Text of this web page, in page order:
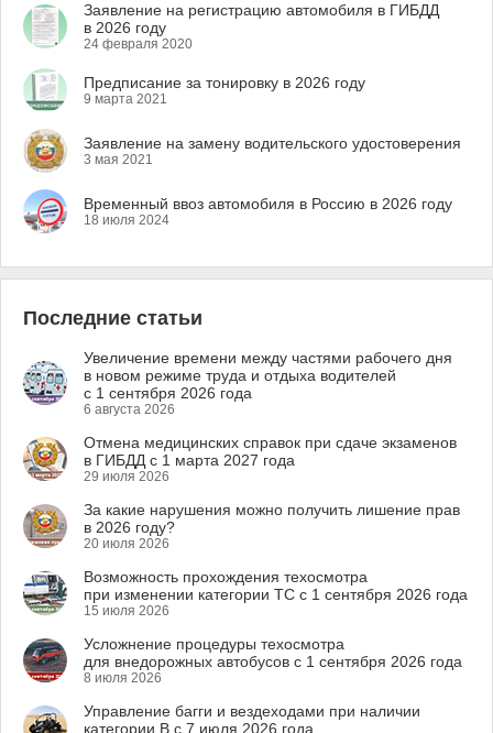
Заявление на регистрацию автомобиля в ГИБДД
в 2026 году
24 февраля 2020
Предписание за тонировку в 2026 году
9 марта 2021
Заявление на замену водительского удостоверения
3 мая 2021
Временный ввоз автомобиля в Россию в 2026 году
18 июля 2024
Последние статьи
Увеличение времени между частями рабочего дня
в новом режиме труда и отдыха водителей
с 1 сентября 2026 года
6 августа 2026
Отмена медицинских справок при сдаче экзаменов
в ГИБДД с 1 марта 2027 года
29 июля 2026
За какие нарушения можно получить лишение прав
в 2026 году?
20 июля 2026
Возможность прохождения техосмотра
при изменении категории ТС с 1 сентября 2026 года
15 июля 2026
Усложнение процедуры техосмотра
для внедорожных автобусов с 1 сентября 2026 года
8 июля 2026
Управление багги и вездеходами при наличии
категории B с 7 июля 2026 года